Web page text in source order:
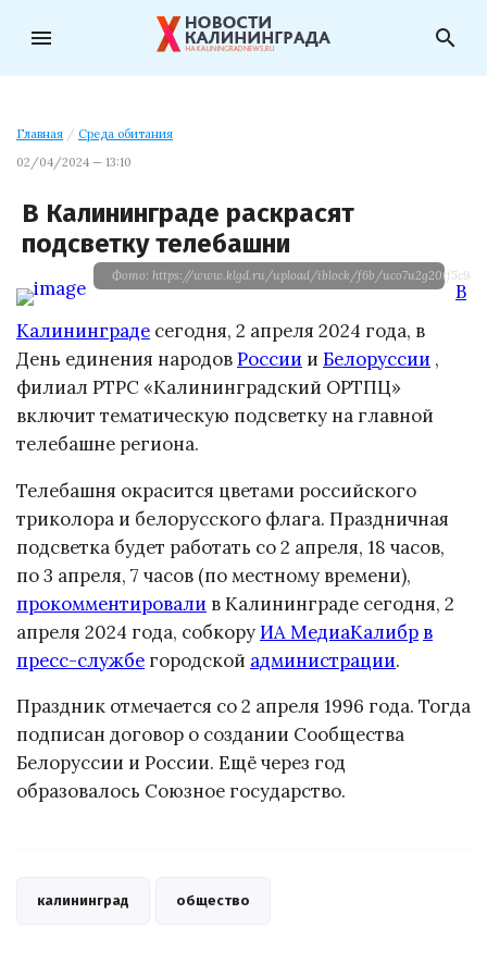
menu search
Главная / Среда обитания
02/04/2024 — 13:10
В Калининграде раскрасят
подсветку телебашни
Фото: https://www.klgd.ru/upload/iblock/f6b/
В
Калининграде сегодня, 2 апреля 2024 года, в
День единения народовРоссии и Белоруссии ,
филиал РТРС «Калининградский ОРТПЦ»
включит тематическую подсветку на главной
телебашне региона.
Телебашня окрасится цветами российского
триколора и белорусского флага. Праздничная
подсветка будет работать со 2 апреля, 18 часов,
по 3 апреля, 7 часов (по местному времени),
прокомментировали в Калининграде сегодня, 2
апреля 2024 года, собкоруИА МедиаКалибр в
пресс-службе городской администрации.
Праздник отмечается со 2 апреля 1996 года. Тогда
подписан договор о создании Сообщества
Белоруссии и России. Ещё через год
образовалось Союзное государство.
калининград общество